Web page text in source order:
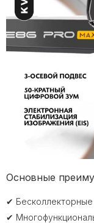
Основные
✔ Бесколлекторные
✔